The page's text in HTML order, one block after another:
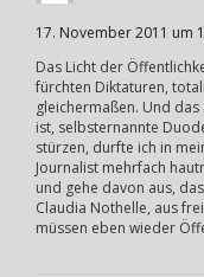
17. November 2011 um
Das Licht der
fürchten Diktaturen,
gleichermaßen. Und
ist, selbsternannte
stürzen, durfte ich in
Journalist mehrfach
und gehe davon aus,
Claudia Nothelle, aus
müssen eben wieder